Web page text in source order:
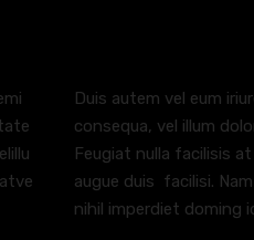
Duis autem vel eum
consequa, vel illum
Feugiat nulla facilisis
augue duis facilisi.
nihil imperdiet doming